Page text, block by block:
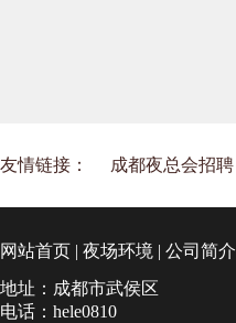
友情链接： 成都夜总会招聘
网站首页 | 夜场环境 | 公司简介
地址：成都市武侯区
电话：hele0810